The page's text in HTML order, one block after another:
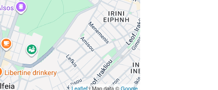
Leaflet| Map data ©Google